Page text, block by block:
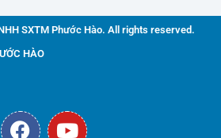
SXTM Phước Hào. All rights reserved.
HÀO
F
Y